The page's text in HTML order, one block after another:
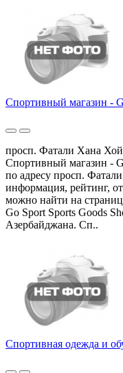
Спортивный магазин -
просп. Фатали Хана
Спортивный магазин -
по адресу просп.
информация, рейтинг,
можно найти на
Go Sport Sports Goods
Азербайджана. Сп..
Спортивная одежда и